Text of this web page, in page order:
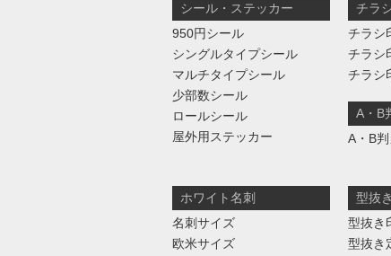
シール・ステッカー
950円シール
シングルタイプシール
マルチタイプシール
少部数シール
ロールシール
屋外用ステッカー
チラ
チラ
チラ
チラ
A・B
A・B
ホワイト名刺
名刺サイズ
欧米サイズ
型抜
型抜き
型抜き